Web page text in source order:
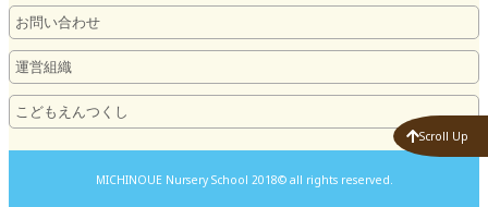
お問い合わせ
運営組織
こどもえんつくし
MICHINOUE Nursery School 2018© all rights reserved.
Scroll Up